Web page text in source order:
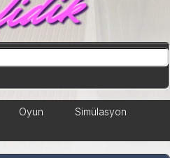
Oyun
Simülasyon